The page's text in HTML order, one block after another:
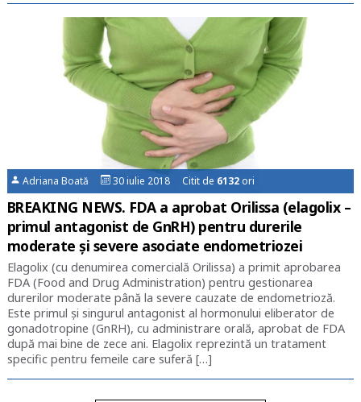
Adriana Boată 30 iulie 2018 Citit de 6132 ori
BREAKING NEWS. FDA a aprobat Orilissa (elagolix –
primul antagonist de GnRH) pentru durerile
moderate și severe asociate endometriozei
Elagolix (cu denumirea comercială Orilissa) a primit aprobarea
FDA (Food and Drug Administration) pentru gestionarea
durerilor moderate până la severe cauzate de endometrioză.
Este primul și singurul antagonist al hormonului eliberator de
gonadotropine (GnRH), cu administrare orală, aprobat de FDA
după mai bine de zece ani. Elagolix reprezintă un tratament
specific pentru femeile care suferă […]